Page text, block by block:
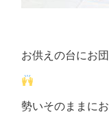
お供えの台にお
勢いそのままに